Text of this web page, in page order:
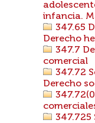
infancia.
347.65
Derecho
347.7
comercial
347.72
Derecho
347.725